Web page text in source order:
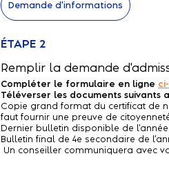
Demande d'informations
ÉTAPE 2
Remplir la demande
Compléter le formulaire en ligne
Téléverser les documents suivants
Copie grand format du certificat de
faut fournir une preuve de
Dernier bulletin disponible de
Bulletin final de 4e secondaire de
Un conseiller communiquera avec